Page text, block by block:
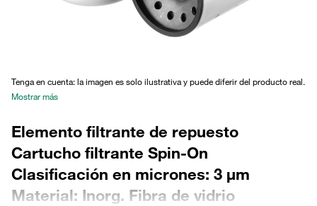
Tenga en cuenta: la imagen es solo ilustrativa y puede diferir del producto real.
Mostrar más
Elemento filtrante de repuesto
Cartucho filtrante Spin-On
Clasificación en micrones: 3 µm
Material: Inorg. Fibra de vidrio